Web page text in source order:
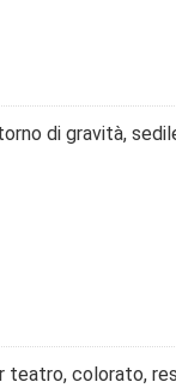
di gravità,
teatro, colorato,